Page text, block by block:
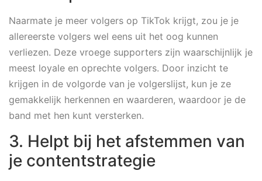
Naarmate je meer volgers op TikTok krijgt, zou je je
allereerste volgers wel eens uit het oog kunnen
verliezen. Deze vroege supporters zijn waarschijnlijk je
meest loyale en oprechte volgers. Door inzicht te
krijgen in de volgorde van je volgerslijst, kun je ze
gemakkelijk herkennen en waarderen, waardoor je de
band met hen kunt versterken.
3. Helpt bij het afstemmen van
je contentstrategie